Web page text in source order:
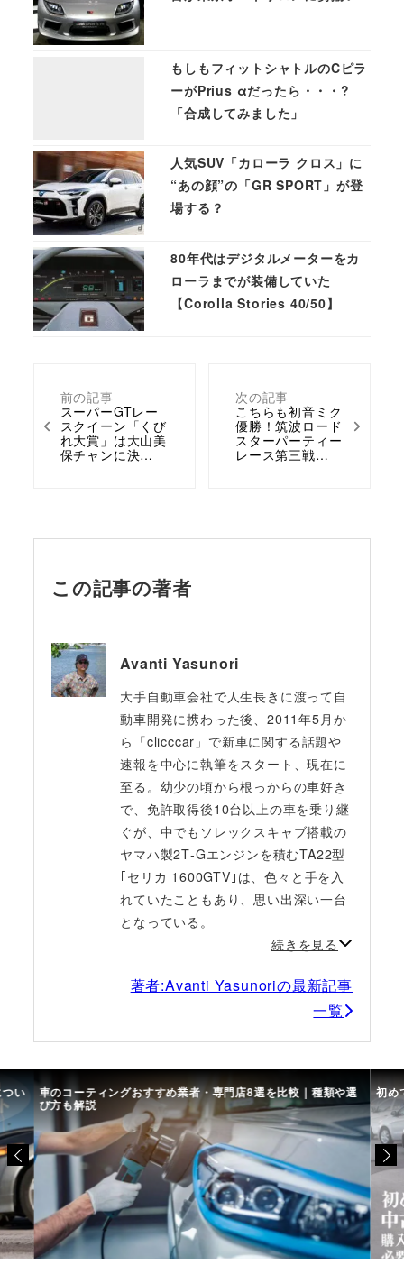
前の記事
スーパーGTレー
スクイーン「くび
れ大賞」は大山美
保チャンに決…
次の記事
こちらも初音ミク
優勝！筑波ロード
スターパーティー
レース第三戦…
もしもフィットシャトルのCピラ
ーがPrius αだったら・・・?
「合成してみました」
人気SUV「カローラ クロス」に
“あの顔”の「GR SPORT」が登
場する？
80年代はデジタルメーターをカ
ローラまでが装備していた
【Corolla Stories 40/50】
この記事の著者
Avanti Yasunori
大手自動車会社で人生長きに渡って自
動車開発に携わった後、2011年5月か
ら「clicccar」で新車に関する話題や
速報を中心に執筆をスタート、現在に
至る。幼少の頃から根っからの車好き
で、免許取得後10台以上の車を乗り継
ぐが、中でもソレックスキャブ搭載の
ヤマハ製2T‐Gエンジンを積むTA22型
｢セリカ 1600GTV｣は、色々と手を入
れていたこともあり、思い出深い一台
となっている。
続きを見る
著者:Avanti Yasunoriの最新記事
一覧
い 車のコーティングおすすめ業者・専門店8選を比較｜種類や選
び方も解説
初め